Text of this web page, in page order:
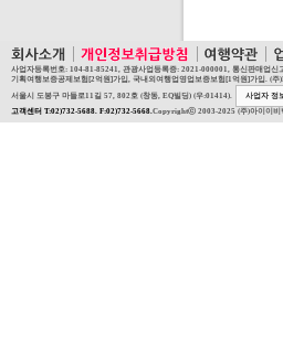
사업자등록번호: 104-81-85241, 관광사업등록증: 2021-000001, 통신판매업
기획여행보증공제보험[2억원]가입, 국내외여행업영업보증보험[1억원]가입. (
서울시 도봉구 마들로11길 57, 802호 (창동, EQ빌딩) (우:01414).
사업자 정
고객센터 T:02)732-5688. F:02)732-5668.Copyrightⓒ 2003-2025 (주)아이이비